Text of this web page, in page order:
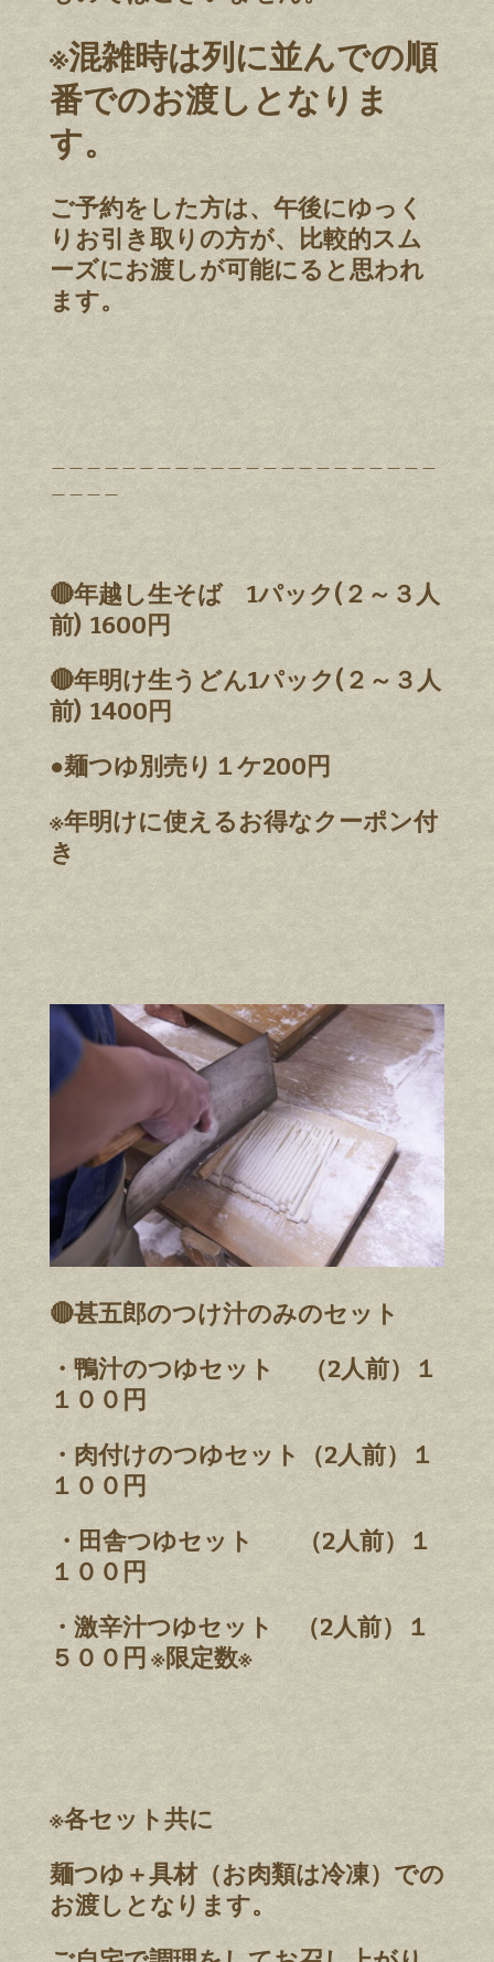
※混雑時は列に並んでの順
番でのお渡しとなりま
す。
ご予約をした方は、午後にゆっく
りお引き取りの方が、比較的スム
ーズにお渡しが可能にると思われ
ます。
🔴年越し生そば 1パック(２～３人
前) 1600円
🔴年明け生うどん1パック(２～３人
前) 1400円
●麺つゆ別売り１ケ200円
※年明けに使えるお得なクーポン付
き
🔴甚五郎のつけ汁のみのセット
・鴨汁のつゆセット （2人前）１
１００円
・肉付けのつゆセット（2人前）１
１００円
・田舎つゆセット （2人前）１
１００円
・激辛汁つゆセット （2人前）１
５００円 ※限定数※
※各セット共に
麺つゆ＋具材（お肉類は冷凍）での
お渡しとなります。